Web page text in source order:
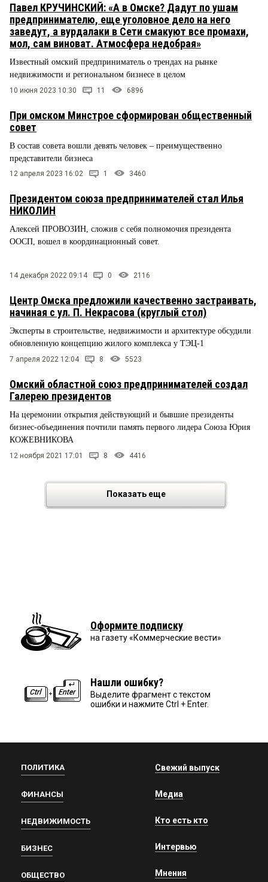
Павел КРУЧИНСКИЙ: «А в Омске? Дадут по ушам
предпринимателю, еще уголовное дело на него
заведут, а вурдалаки в Сети смакуют все промахи,
мол, сам виноват. Атмосфера недобрая»
Известный омский предприниматель о трендах на рынке
недвижимости и региональном бизнесе в целом
10 июня 2023 10:30 11 6896
При омском Минстрое сформирован общественный
совет
В состав совета вошли девять человек – преимущественно
представители бизнеса
12 апреля 2023 16:02 1 3460
Президентом союза предпринимателей стал Илья
НИКОЛИН
Алексей ПРОВОЗИН, сложив с себя полномочия президента
ООСП, вошел в координационный совет.
14 декабря 2022 09:14 0 2116
Центр Омска предложили качественно застраивать,
начиная с ул. П. Некрасова (круглый стол)
Эксперты в строительстве, недвижимости и архитектуре обсудили
обновленную концепцию жилого комплекса у ТЭЦ-1
7 апреля 2022 12:04 8 5523
Омский областной союз предпринимателей создал
Галерею президентов
На церемонии открытия действующий и бывшие президенты
бизнес-объединения почтили память первого лидера Союза Юрия
КОЖЕВНИКОВА
12 ноября 2021 17:01 8 4416
Показать еще
Оформите подписку
на газету «Коммерческие вести»
Нашли ошибку?
Выделите фрагмент с текстом
ошибки и нажмите Ctrl + Enter.
ПОЛИТИКА
ФИНАНСЫ
НЕДВИЖИМОСТЬ
БИЗНЕС
ОБЩЕСТВО
Свежий выпуск
Медиа
Кто есть кто
Интервью
Мнения